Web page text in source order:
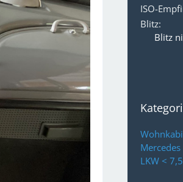
ISO-
Blitz
Blitz
Mercedes
LKW <